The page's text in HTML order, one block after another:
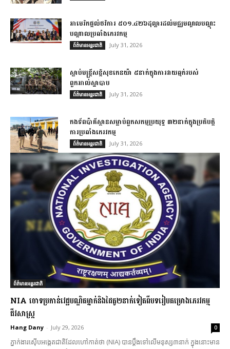
អាមេរិកផ្តល់ថវិការ ៥០១.៤២៦ដុល្លារដល់មជ្ឈមណ្ឌលបណ្តុះ
បណ្តាលប្រឆាំងភេរវកម្ម
ព័ត៌មានអន្តរជាតិ July 31, 2026
ស្លាប់មន្ត្រីសន្តិសុខកេនយ៉ា ៥នាក់ក្នុងការវាយឆ្មក់របស់
ពួកអាល់ស្ហាបាប
ព័ត៌មានអន្តរជាតិ July 31, 2026
កងទ័ពប៉ាគីស្ថានសម្លាប់ពួកសកម្មប្រយុទ្ធ ៣២នាក់ក្នុងប្រតិបត្តិ
ការប្រឆាំងភេរវកម្ម
ព័ត៌មានអន្តរជាតិ July 31, 2026
ព័ត៌មានអន្តរជាតិ
NIA ចោទប្រកាន់វេជ្ជបណ្ឌិតម្នាក់និងដៃគូ២នាក់ទៀតពីបទរៀបគម្រោងភេរវកម្ម
ជីវសាស្ត្រ
Hang Dany - July 29, 2026 0
ភ្នាក់ងារស៊ើបអង្កេតជាតិដែលហៅកាត់ថា (NIA) បានប្តឹងទៅលើមនុស្ស៣នាក់ ក្នុងនោះមាន